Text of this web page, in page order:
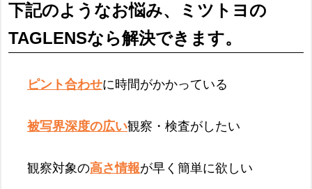
下記のようなお悩み、ミツトヨの
TAGLENSなら解決できます。
ピント合わせに時間がかかっている
被写界深度の広い観察・検査がしたい
観察対象の高さ情報が早く簡単に欲しい